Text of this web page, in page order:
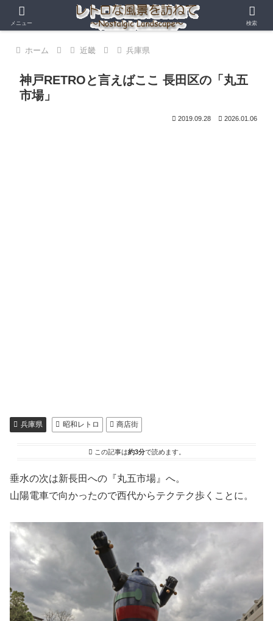
ホーム 近畿 兵庫県
神戸RETROと言えばここ 長田区の「丸五
市場」
2019.09.28 2026.01.06
兵庫県 昭和レトロ 商店街
この記事は約3分で読めます。
垂水の次は新長田への『丸五市場』へ。
山陽電車で向かったので西代からテクテク歩くことに。
メニュー 検索